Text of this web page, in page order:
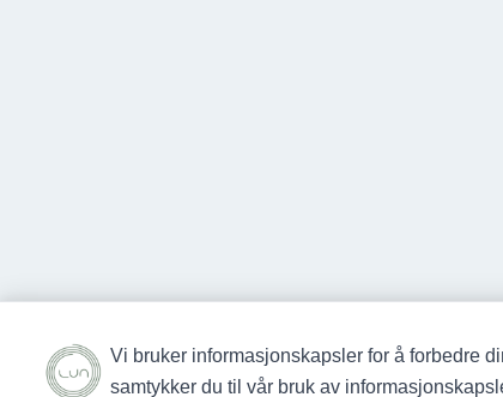
Studio Lun © 2026
Vi bruker informasjonskapsler for å forbedre
samtykker du til vår bruk av